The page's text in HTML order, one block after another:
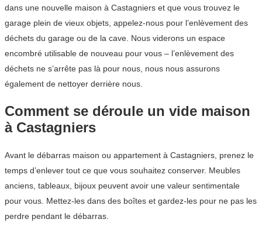
dans une nouvelle maison à Castagniers et que vous trouvez le
garage plein de vieux objets, appelez-nous pour l’enlèvement des
déchets du garage ou de la cave. Nous viderons un espace
encombré utilisable de nouveau pour vous – l’enlèvement des
déchets ne s’arrête pas là pour nous, nous nous assurons
également de nettoyer derrière nous.
Comment se déroule un vide maison
à Castagniers
Avant le débarras maison ou appartement à Castagniers, prenez le
temps d’enlever tout ce que vous souhaitez conserver. Meubles
anciens, tableaux, bijoux peuvent avoir une valeur sentimentale
pour vous. Mettez-les dans des boîtes et gardez-les pour ne pas les
perdre pendant le débarras.